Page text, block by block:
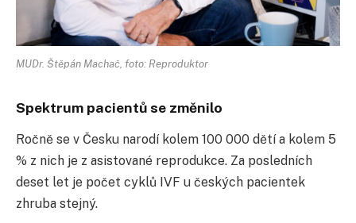
MUDr. Štěpán Machač, foto: Reproduktor
Spektrum pacientů se změnilo
Ročně se v Česku narodí kolem 100 000 dětí a kolem 5
% z nich je z asistované reprodukce. Za posledních
deset let je počet cyklů IVF u českých pacientek
zhruba stejný.